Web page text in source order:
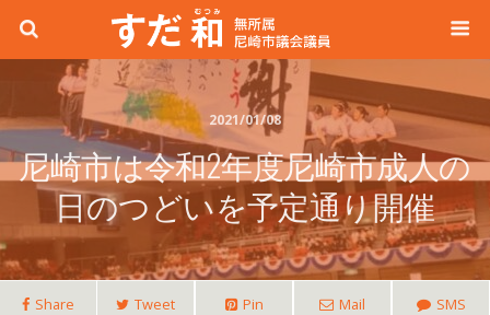
2021/01/08
尼崎市は令和2年度尼崎市成人の
日のつどいを予定通り開催
Share Tweet Pin Mail SMS